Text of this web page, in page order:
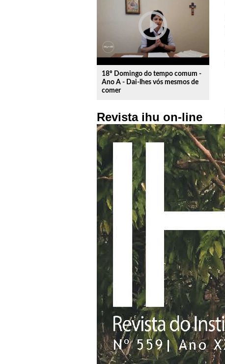
play_circle_outline
18º Domingo do tempo comum -
Ano A - Dai-lhes vós mesmos de
comer
Revista ihu on-line